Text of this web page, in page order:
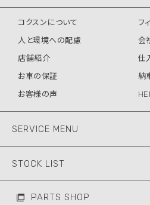
コクスンについて
フ
人と環境への配慮
会
店舗紹介
仕
お車の保証
納
お客様の声
SERVICE MENU
STOCK LIST
PARTS SHOP